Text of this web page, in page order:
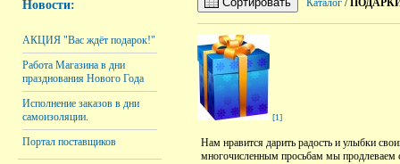
Новости:
АКЦИЯ "Вас ждёт подарок!"
Работа Магазина в дни
празднования Нового Года
Исполнение заказов в дни
самоизоляции.
Портал поставщиков
Каталог /
[1]
Нам нравится дарить радость и улыбки
многочисленным просьбам мы продлеваем